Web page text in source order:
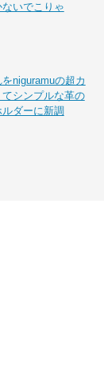
いでこりゃ
niguramuの超カ
シンプルな革の
ダーに新調